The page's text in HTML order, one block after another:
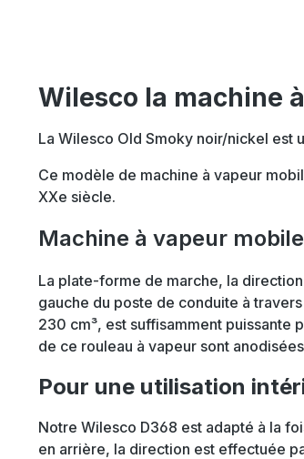
Wilesco la machine
La Wilesco Old Smoky noir/nickel est
Ce modèle de machine à vapeur
XXe siècle.
Machine à vapeur
La plate-forme de marche, la
gauche du poste de conduite à
230 cm³, est suffisamment puissante
de ce rouleau à vapeur sont
Pour une utilisation
Notre Wilesco D368 est adapté à la
en arrière, la direction est effectuée